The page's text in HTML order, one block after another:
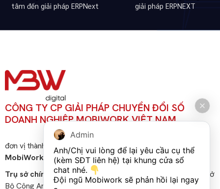
tâm đến giải pháp ERPNext
giải pháp ERPNEXT
CÔNG TY CP GIẢI PHÁP CHUYỂN ĐỔI SỐ
DOANH NGHIỆP MOBIWORK VIỆT NAM
đơn vị thành viên củaCông ty cổ phần công nghệ
MobiWork Việt Nam
Trụ sở chính
: Khu văn phòng tầng 3, Tòa nhà CT1, Khu nhà ở
Bộ Công An, Đường Phạm Văn Đồng, Phường Đông Ngạc,
Admin
Anh/Chị vui lòng để lại yêu cầu cụ thể
(kèm SĐT liên hệ) tại khung cửa sổ
chat nhé.
Đội ngũ Mobiwork sẽ phản hồi lại ngay